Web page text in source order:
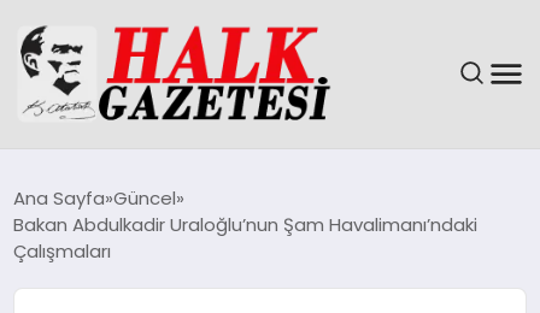
DÜNYA
Ana Sayfa Güncel
Bakan Abdulkadir Uraloğlu’nun Şam Havalimanı’ndaki
Çalışmaları